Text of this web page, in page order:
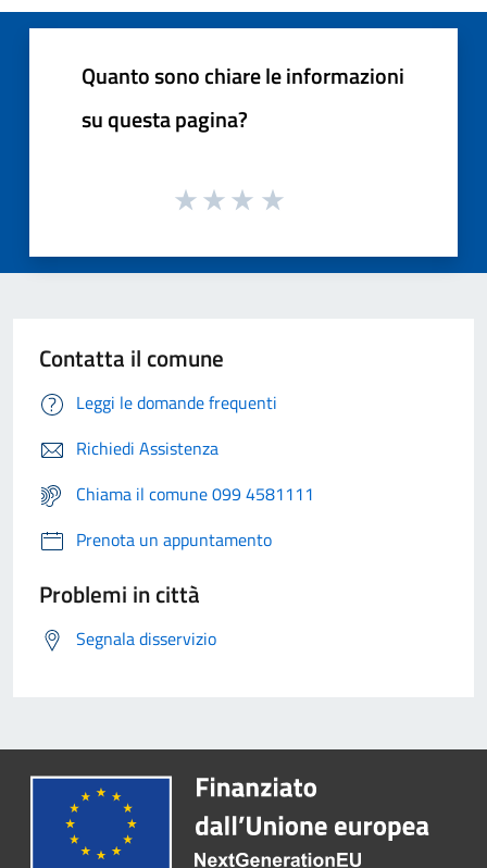
Quanto sono chiare le informazioni
su questa pagina?
Contatta il comune
Leggi le domande frequenti
Richiedi Assistenza
Chiama il comune 099 4581111
Prenota un appuntamento
Problemi in città
Segnala disservizio